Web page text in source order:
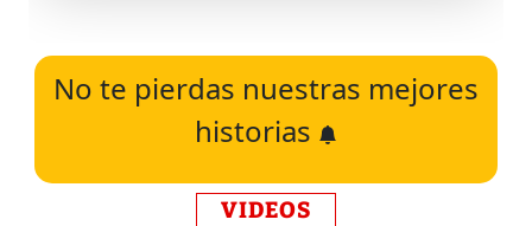
No te pierdas nuestras mejores
historias
VIDEOS